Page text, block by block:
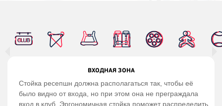
ВХОДНАЯ ЗОНА
Стойка ресепшн должна располагаться так, чтобы её
было видно от входа, но при этом она не преграждала
вход в клуб. Эргономичная стойка поможет распределить